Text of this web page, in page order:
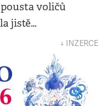
voličů
jistě…
↓ INZERCE